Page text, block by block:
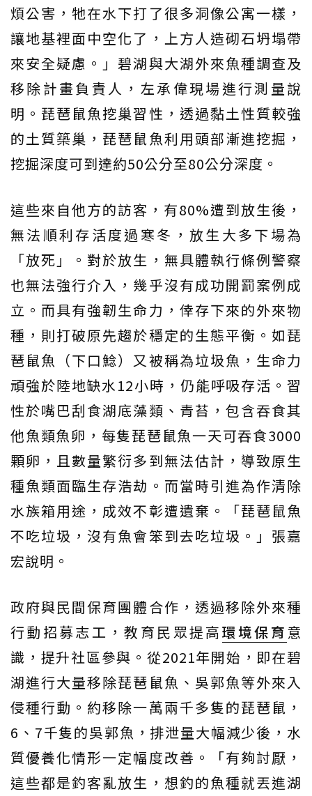
煩公害，牠在水下打了很多洞像公寓一樣，
讓地基裡面中空化了，上方人造砌石坍塌帶
來安全疑慮。」碧湖與大湖外來魚種調查及
移除計畫負責人，左承偉現場進行測量說
明。琵琶鼠魚挖巢習性，透過黏土性質較強
的土質築巢，琵琶鼠魚利用頭部漸進挖掘，
挖掘深度可到達約50公分至80公分深度。
這些來自他方的訪客，有80%遭到放生後，
無法順利存活度過寒冬，放生大多下場為
「放死」。對於放生，無具體執行條例警察
也無法強行介入，幾乎沒有成功開罰案例成
立。而具有強韌生命力，倖存下來的外來物
種，則打破原先趨於穩定的生態平衡。如琵
琶鼠魚（下口鯰）又被稱為垃圾魚，生命力
頑強於陸地缺水12小時，仍能呼吸存活。習
性於嘴巴刮食湖底藻類、青苔，包含吞食其
他魚類魚卵，每隻琵琶鼠魚一天可吞食3000
顆卵，且數量繁衍多到無法估計，導致原生
種魚類面臨生存浩劫。而當時引進為作清除
水族箱用途，成效不彰遭遺棄。「琵琶鼠魚
不吃垃圾，沒有魚會笨到去吃垃圾。」張嘉
宏說明。
政府與民間保育團體合作，透過移除外來種
行動招募志工，教育民眾提高環境保育意
識，提升社區參與。從2021年開始，即在碧
湖進行大量移除琵琶鼠魚、吳郭魚等外來入
侵種行動。約移除一萬兩千多隻的琵琶鼠，
6、7千隻的吳郭魚，排泄量大幅減少後，水
質優養化情形一定幅度改善。「有夠討厭，
這些都是釣客亂放生，想釣的魚種就丟進湖